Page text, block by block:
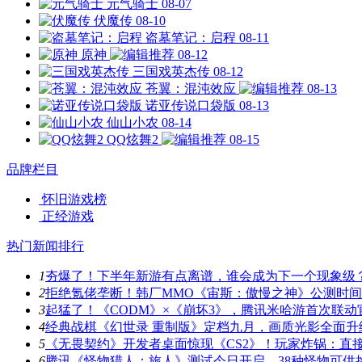
元气骑士 08-07
伏魔传 08-10
盗墓笔记：启程 08-11
原神
08-12
三国戏英杰传 08-12
苍翼：混沌效应
08-13
诺亚传说口袋版 08-13
仙山小农 08-14
QQ炫舞2
08-15
品牌栏目
怀旧游戏榜
正经游戏
热门新闻排行
1夯爆了！下半年新游有点离谱，谁会成为下一个现象级
2拒绝氪佬垄断！韩厂MMO《宙斯：傲慢之神》公测时间
3起猛了！《CODM》×《崩坏3》，腾讯米哈游首次联动
4经典战棋《幻世录 重制版》定档九月，画质光影全面升
5 《无畏契约》开发者桌面惊现《CS2》！玩家炸锅：直